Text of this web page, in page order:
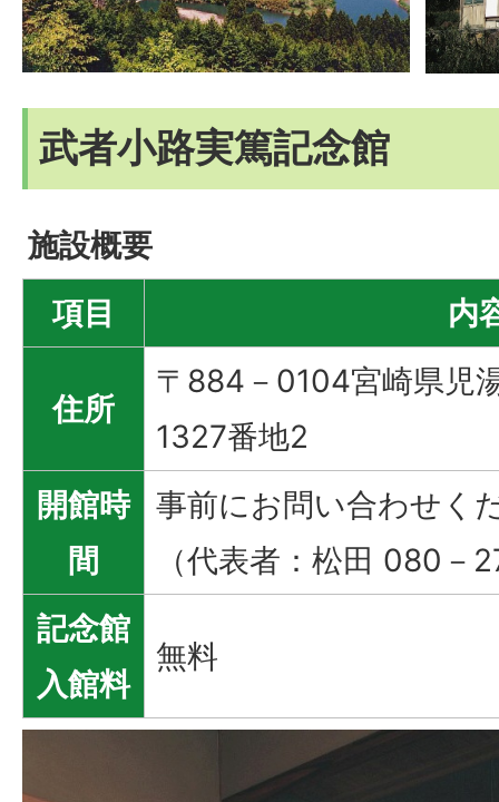
武者小路実篤記念館
施設概要
項目
内
住所
〒884－0104宮崎県児
1327番地2
開館時
間
事前にお問い合わせく
（代表者：松田 080－
記念館
入館料
無料